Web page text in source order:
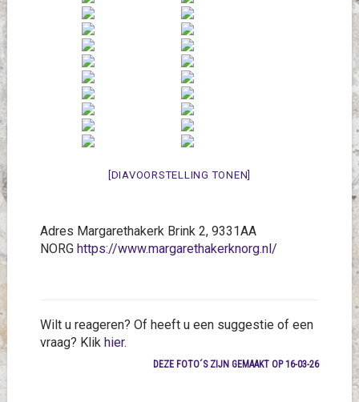
[DIAVOORSTELLING TONEN]
Adres Margarethakerk Brink 2, 9331AA
NORG https://www.margarethakerknorg.nl/
Wilt u reageren? Of heeft u een suggestie of een
vraag? Klik hier.
DEZE FOTO´S ZIJN GEMAAKT OP 16-03-26